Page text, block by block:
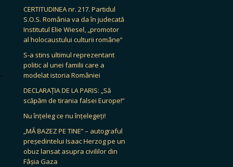
CERTITUDINEA nr. 217. Partidul
S.O.S. România va da în judecată
Institutul Elie Wiesel, „promotor
al holocaustului culturii române”
S-a stins ultimul reprezentant
politic al unei familii care a
modelat istoria României
DECLARAȚIA DE LA PARIS: „Să
scăpăm de tirania falsei Europe!”
Nu înțeleg ce nu înțelegeți!
„MĂ BAZEZ PE TINE” – autograful
președintelui Isaac Herzog pe un
obuz lansat asupra civililor din
Fâșia Gaza